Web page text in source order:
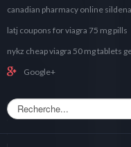
canadian pharmacy online
latj coupons for viagra 75 mg pills
nykz cheap viagra 50 mg tablets
Google+
R
e